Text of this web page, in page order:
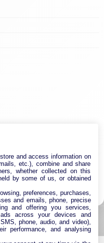
and access information on
etc.), combine and share
whether collected on this
by some of us, or obtained
preferences, purchases,
and emails, phone, precise
and offering you services,
across your devices and
phone, audio, and video),
performance, and analysing